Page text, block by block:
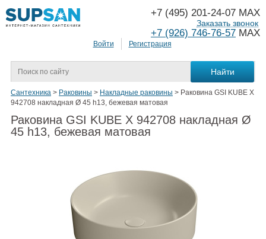
Войти Регистрация
+7 (495) 201-24-07 MAX
+7 (926) 746-76-57 MAX
Заказать звонок
Сантехника > Раковины > Накладные раковины > Раковина GSI KUBE X
942708 накладная Ø 45 h13, бежевая матовая
Раковина GSI KUBE X 942708 накладная Ø
45 h13, бежевая матовая